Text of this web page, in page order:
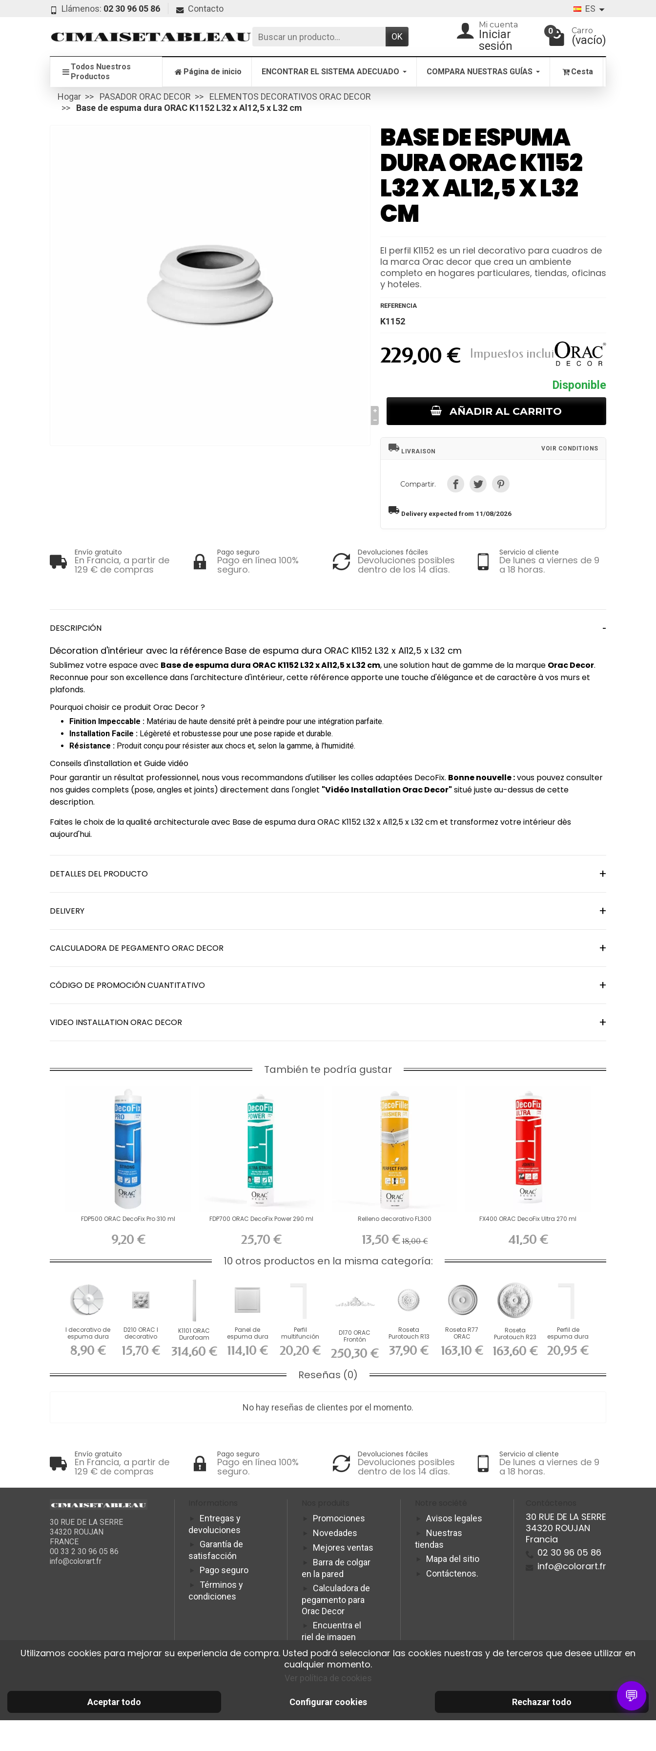
Llámenos: 02 30 96 05 86 Contacto ES
OK
Mi cuenta
Iniciar
sesión
0 Carro
(vacío)
Todos Nuestros
Productos
Página de inicio ENCONTRAR EL SISTEMA ADECUADO COMPARA NUESTRAS GUÍAS Cesta
Hogar PASADOR ORAC DECOR
ELEMENTOS DECORATIVOS ORAC DECOR
Base de espuma dura ORAC K1152 L32 x Al12,5 x L32 cm
BASE DE ESPUMA
DURA ORAC K1152
L32 X AL12,5 X L32
CM
El perfil K1152 es un riel decorativo para cuadros de
la marca Orac decor que crea un ambiente
completo en hogares particulares, tiendas, oficinas
y hoteles.
REFERENCIA
K1152
229,00 € Impuestos incluidos
Disponible
AÑADIR AL CARRITO
local_shipping LIVRAISON VOIR CONDITIONS
Compartir.
local_shipping Delivery expected from 11/08/2026
Envío gratuito
En Francia, a partir de
129 € de compras
Pago seguro
Pago en línea 100%
seguro.
Devoluciones fáciles
Devoluciones posibles
dentro de los 14 días.
Servicio al cliente
De lunes a viernes de 9
a 18 horas.
DESCRIPCIÓN
Décoration d'intérieur avec la référence Base de espuma dura ORAC K1152 L32 x Al12,5 x L32 cm
Sublimez votre espace avec Base de espuma dura ORAC K1152 L32 x Al12,5 x L32 cm, une solution haut de gamme de la marque Orac Decor.
Reconnue pour son excellence dans l'architecture d'intérieur, cette référence apporte une touche d'élégance et de caractère à vos murs et
plafonds.
Pourquoi choisir ce produit Orac Decor ?
Finition Impeccable : Matériau de haute densité prêt à peindre pour une intégration parfaite.
Installation Facile : Légèreté et robustesse pour une pose rapide et durable.
Résistance : Produit conçu pour résister aux chocs et, selon la gamme, à l'humidité.
Conseils d'installation et Guide vidéo
Pour garantir un résultat professionnel, nous vous recommandons d'utiliser les colles adaptées DecoFix. Bonne nouvelle :vous pouvez consulter
nos guides complets (pose, angles et joints) directement dans l'onglet "Vidéo Installation Orac Decor" situé juste au-dessus de cette
description.
Faites le choix de la qualité architecturale avec Base de espuma dura ORAC K1152 L32 x Al12,5 x L32 cm et transformez votre intérieur dès
aujourd'hui.
DETALLES DEL PRODUCTO
DELIVERY
CALCULADORA DE PEGAMENTO ORAC DECOR
CÓDIGO DE PROMOCIÓN CUANTITATIVO
VIDEO INSTALLATION ORAC DECOR
También te podría gustar
FDP500 ORAC DecoFix Pro 310 ml
9,20 €
FDP700 ORAC DecoFix Power 290 ml
25,70 €
Relleno decorativo FL300
13,50 € 18,00 €
FX400 ORAC DecoFix Ultra 270 ml
41,50 €
10 otros productos en la misma categoría:
l decorativo de
espuma dura
ORAC P20
8,90 €
D210 ORAC l
decorativo
Durofoam L9,6
x...
15,70 €
K1101 ORAC
Durofoam
columna L22
x...
314,60 €
Panel de
espuma dura
ORAC D503
(largo 55 x...
114,10 €
Perfil
multifunción
ORAC
Durofoam...
20,20 €
D170 ORAC
Frontón
x H24,5 x...
250,30 €
Roseta
Purotouch R13
ORAC cm
37,90 €
Roseta R77
ORAC
Purotouch cm
163,10 €
Roseta
Purotouch R23
163,60 €
Perfil de
espuma dura
ORAC...
20,95 €
Reseñas (0)
No hay reseñas de clientes por el momento.
Envío gratuito
En Francia, a partir de
129 € de compras
Pago seguro
Pago en línea 100%
seguro.
Devoluciones fáciles
Devoluciones posibles
dentro de los 14 días.
Servicio al cliente
De lunes a viernes de 9
a 18 horas.
30 RUE DE LA SERRE
34320 ROUJAN
FRANCE
00 33 2 30 96 05 86
info@colorart.fr
Entregas y
devoluciones
Garantía de
satisfacción
Pago seguro
Términos y
condiciones
Promociones
Novedades
Mejores ventas
Barra de colgar
en la pared
Calculadora de
pegamento para
Orac Decor
Encuentra el
riel de imagen
ideal.
Programme
Affiliation Pro
Avisos legales
Nuestras
tiendas
Mapa del sitio
Contáctenos.
30 RUE DE LA SERRE
34320 ROUJAN
Francia
02 30 96 05 86
info@colorart.fr
💬
© 2026 Cimaise Tableau. Tous droits réservés.
Utilizamos cookies para mejorar su experiencia de compra. Usted podrá seleccionar las cookies nuestras y de terceros que desee utilizar en
cualquier momento.
Ver política de cookies
Aceptar todo Rechazar todo
Configurar cookies